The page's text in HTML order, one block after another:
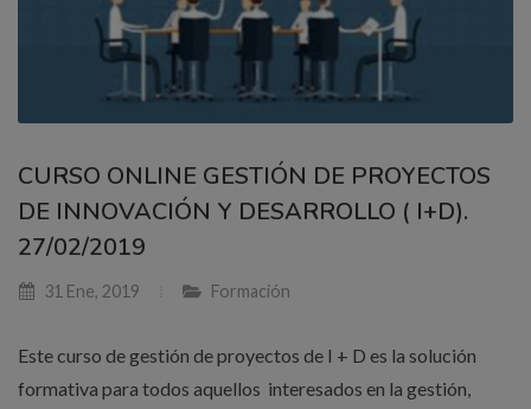
CURSO ONLINE GESTIÓN DE PROYECTOS
DE INNOVACIÓN Y DESARROLLO ( I+D).
27/02/2019
31 Ene, 2019 Formación
Este curso de gestión de proyectos de I + D es la solución
formativa para todos aquellos interesados en la gestión,